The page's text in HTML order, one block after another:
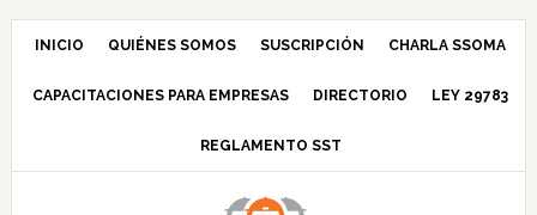
Saltar
navegación
Saltar
principal
Saltar
barra
principal
Saltar
INICIO QUIÉNES SOMOS SUSCRIPCIÓN CHARLA SSOMA
CAPACITACIONES PARA EMPRESAS DIRECTORIO LEY 29783
REGLAMENTO SST